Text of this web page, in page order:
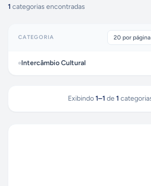
1 categorias encontradas
CATEGORIA
Intercâmbio Cultural
Exibindo 1–1 de 1